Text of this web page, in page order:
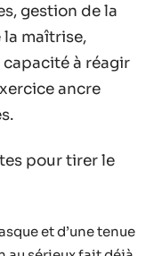
gestion de la
la maîtrise,
à réagir
ancre
pour tirer le
et d’une tenue